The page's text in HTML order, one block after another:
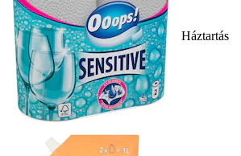
Háztartás